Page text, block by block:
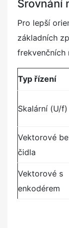
Srovnání
Pro lepší
základních
frekvenčních
Typ řízení
Skalární (U/f)
Vektorové
čidla
Vektorové s
enkodérem